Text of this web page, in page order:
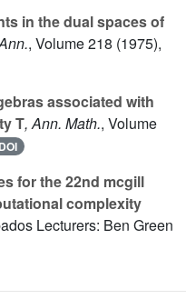
in the dual spaces of
, Volume 218 (1975),
associated with
T, Ann. Math., Volume
DOI
for the 22nd mcgill
complexity
Lecturers: Ben Green